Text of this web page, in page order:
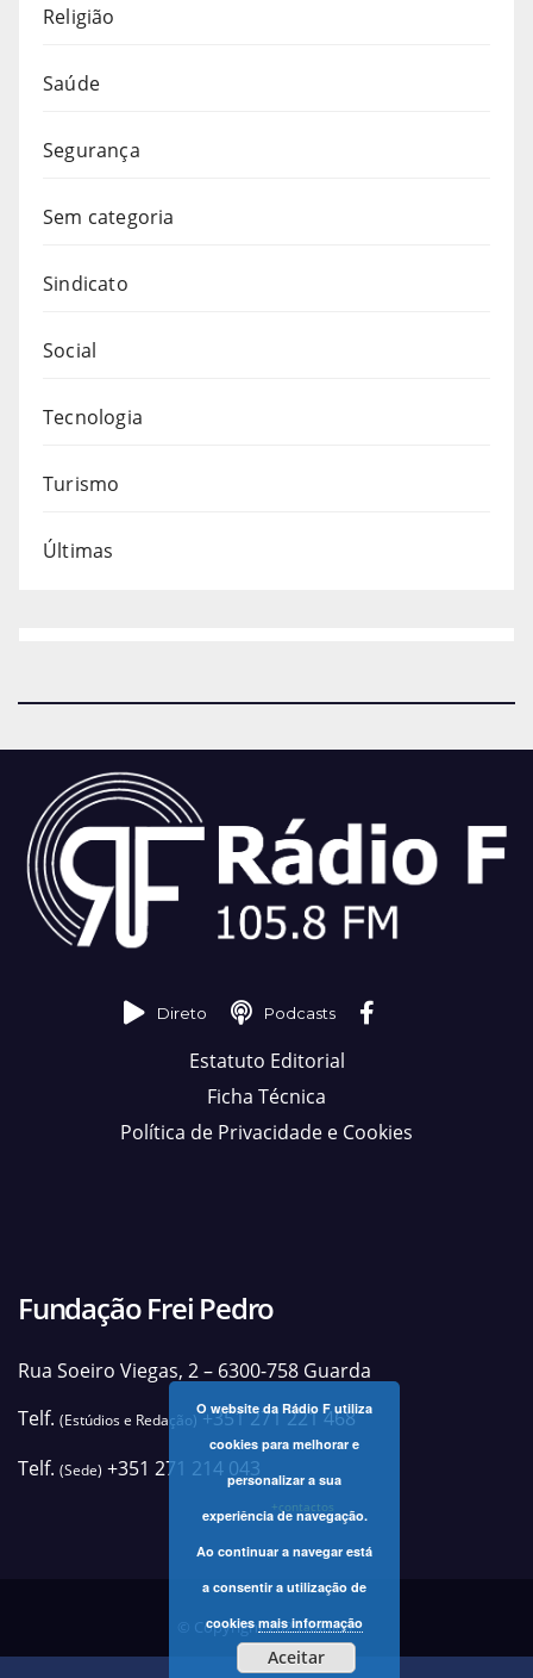
Religião
Saúde
Segurança
Sem categoria
Sindicato
Social
Tecnologia
Turismo
Últimas
Direto Podcasts
Estatuto Editorial
Ficha Técnica
Política de Privacidade e Cookies
Fundação Frei Pedro
Rua Soeiro Viegas, 2 – 6300-758 Guarda
Telf. (Estúdios e Redação)+351 271 221 468
Telf. (Sede) +351 271 214 043
+contactos
© Copyright 2025 Rádio F
O website da Rádio F utiliza
cookies para melhorar e
personalizar a sua
experiência de navegação.
Ao continuar a navegar está
a consentir a utilização de
cookiesmais informação
Aceitar